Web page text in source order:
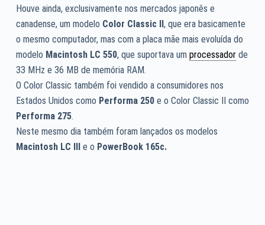
Houve ainda, exclusivamente nos mercados japonês e
canadense, um modelo Color Classic II, que era basicamente
o mesmo computador, mas com a placa mãe mais evoluída do
modelo Macintosh LC 550, que suportava um processadorde
33 MHz e 36 MB de memória RAM.
O Color Classic também foi vendido a consumidores nos
Estados Unidos como Performa 250e o Color Classic II como
Performa 275.
Neste mesmo dia também foram lançados os modelos
Macintosh LC III e o PowerBook 165c.